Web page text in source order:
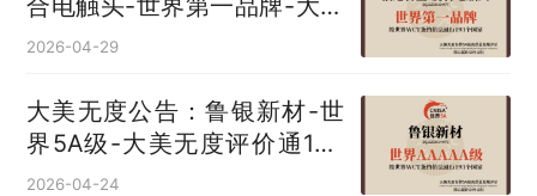
无度评价通193国
2026-04-29
大美无度公告：鲁银新材-世
界5A级-大美无度评价通193
国
2026-04-24